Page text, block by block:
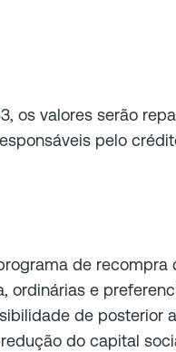
os valores serão
pelo
de recompra
ordinárias e
de posterior
do capital